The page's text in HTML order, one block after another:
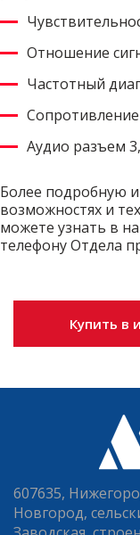
Отношение
Частотный
Аудио разъем
Более подробную
возможностях и
можете узнать в
телефону Отдела
Купить в
607635,
Новгород,